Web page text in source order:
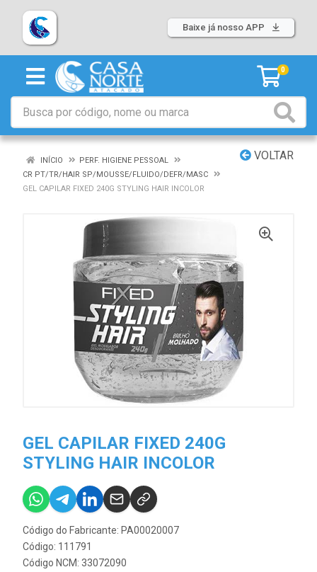
Baixe já nosso APP
0
VOLTAR
INÍCIO
PERF. HIGIENE PESSOAL
CR PT/TR/HAIR SP/MOUSSE/FLUIDO/DEFR/MASC
GEL CAPILAR FIXED 240G STYLING HAIR INCOLOR
GEL CAPILAR FIXED 240G
STYLING HAIR INCOLOR
Código do Fabricante: PA00020007
Código: 111791
Código NCM: 33072090